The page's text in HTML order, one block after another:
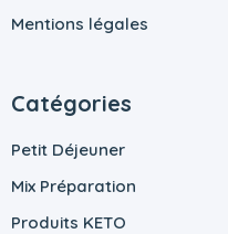
Mentions légales
Catégories
Petit Déjeuner
Mix Préparation
Produits KETO